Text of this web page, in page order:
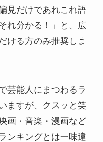
見だけであれこれ語
れ分かる！」と、広
ける方のみ推奨しま
芸能人にまつわるラ
ますが、クスッと笑
画・音楽・漫画など
ンキングとは一味違